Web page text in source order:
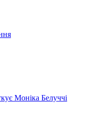
Моніка Белуччі